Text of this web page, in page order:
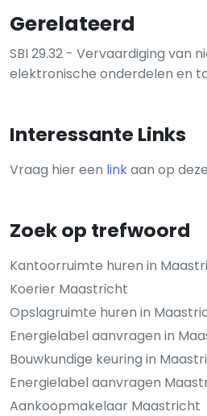
Gerelateerd
SBI 29.32 - Vervaardiging van
elektronische onderdelen en
Interessante Links
Vraag hier een linkaan op
Zoek op trefwoord
Kantoorruimte huren in
Koerier Maastricht
Opslagruimte huren in
Energielabel aanvragen in
Bouwkundige keuring in
Energielabel aanvragen
Aankoopmakelaar Maastricht